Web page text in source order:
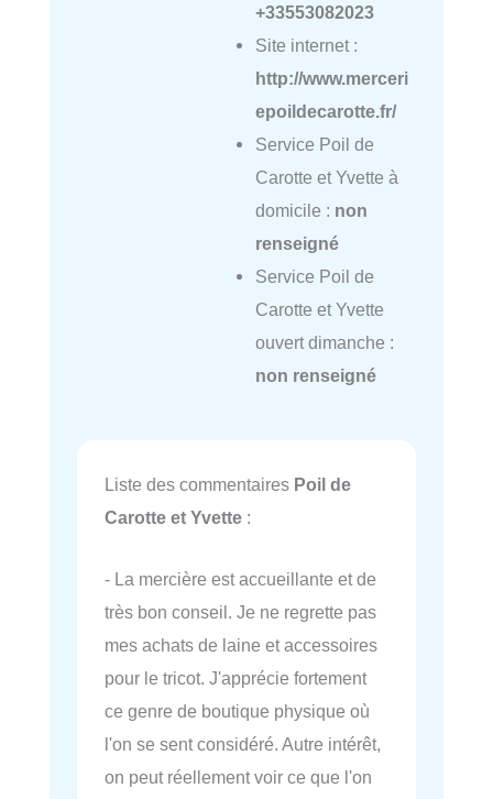
+33553082023
Site internet :
http://www.merceri
epoildecarotte.fr/
Service Poil de
Carotte et Yvette à
domicile : non
renseigné
Service Poil de
Carotte et Yvette
ouvert dimanche :
non renseigné
Liste des commentaires Poil de
Carotte et Yvette :
- La mercière est accueillante et de
très bon conseil. Je ne regrette pas
mes achats de laine et accessoires
pour le tricot. J'apprécie fortement
ce genre de boutique physique où
l'on se sent considéré. Autre intérêt,
on peut réellement voir ce que l'on